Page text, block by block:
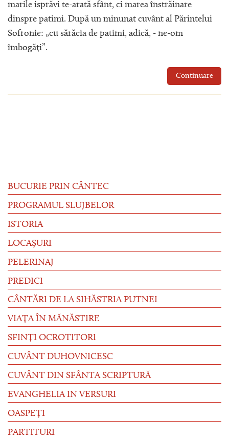
marile isprăvi te-arată sfânt, ci marea înstrăinare
dinspre patimi. După un minunat cuvânt al Părintelui
Sofronie: „cu sărăcia de patimi, adică, - ne-om
îmbogăți”.
Continuare
BUCURIE PRIN CÂNTEC
PROGRAMUL SLUJBELOR
ISTORIA
LOCAȘURI
PELERINAJ
PREDICI
CÂNTĂRI DE LA SIHĂSTRIA PUTNEI
VIAȚA ÎN MĂNĂSTIRE
SFINȚI OCROTITORI
CUVÂNT DUHOVNICESC
CUVÂNT DIN SFÂNTA SCRIPTURĂ
EVANGHELIA IN VERSURI
OASPEȚI
PARTITURI